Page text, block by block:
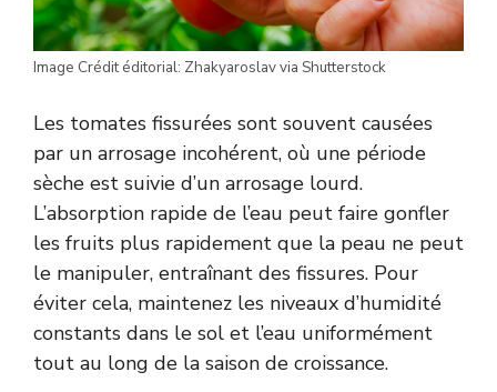
Image Crédit éditorial: Zhakyaroslav via Shutterstock
Les tomates fissurées sont souvent causées
par un arrosage incohérent, où une période
sèche est suivie d’un arrosage lourd.
L’absorption rapide de l’eau peut faire gonfler
les fruits plus rapidement que la peau ne peut
le manipuler, entraînant des fissures. Pour
éviter cela, maintenez les niveaux d’humidité
constants dans le sol et l’eau uniformément
tout au long de la saison de croissance.